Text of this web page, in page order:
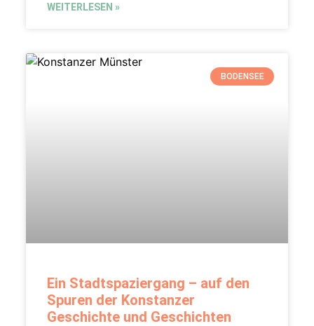
WEITERLESEN »
BODENSEE
Ein Stadtspaziergang – auf den
Spuren der Konstanzer
Geschichte und Geschichten